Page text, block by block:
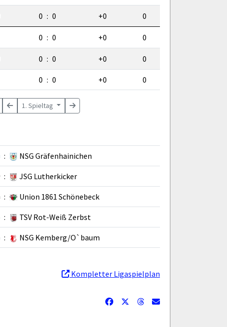
0 : 0 +0 0
0 : 0 +0 0
0 : 0 +0 0
0 : 0 +0 0
1. Spieltag
: NSG Gräfenhainichen
: JSG Lutherkicker
: Union 1861 Schönebeck
: TSV Rot-Weiß Zerbst
: NSG Kemberg/O`baum
Kompletter Ligaspielplan